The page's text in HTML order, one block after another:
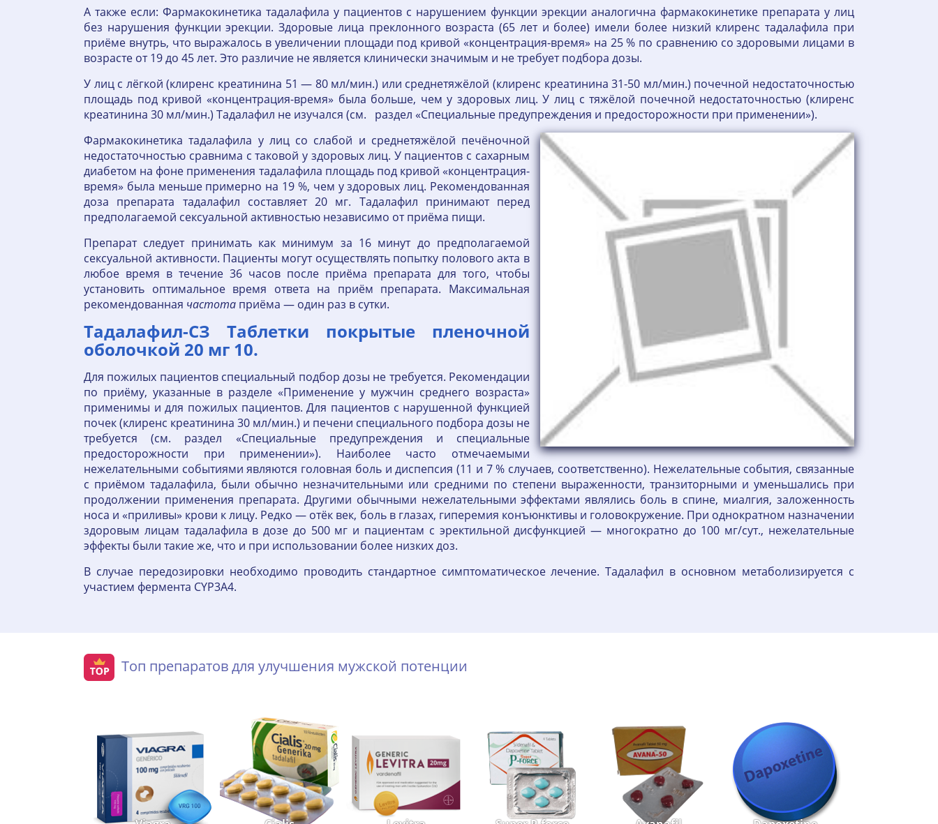
А также если: Фармакокинетика тадалафила у пациентов с нарушением функции эрекции аналогична фармакокинетике препарата у лиц
без нарушения функции эрекции. Здоровые лица преклонного возраста (65 лет и более) имели более низкий клиренс тадалафила при
приёме внутрь, что выражалось в увеличении площади под кривой «концентрация-время» на 25 % по сравнению со здоровыми лицами в
возрасте от 19 до 45 лет. Это различие не является клинически значимым и не требует подбора дозы.
У лиц с лёгкой (клиренс креатинина 51 — 80 мл/мин.) или среднетяжёлой (клиренс креатинина 31-50 мл/мин.) почечной недостаточностью
площадь под кривой «концентрация-время» была больше, чем у здоровых лиц. У лиц с тяжёлой почечной недостаточностью (клиренс
креатинина 30 мл/мин.) Тадалафил не изучался (см. раздел «Специальные предупреждения и предосторожности при применении»).
Фармакокинетика тадалафила у лиц со слабой и среднетяжёлой печёночной
недостаточностью сравнима с таковой у здоровых лиц. У пациентов с сахарным
диабетом на фоне применения тадалафила площадь под кривой «концентрация-
время» была меньше примерно на 19 %, чем у здоровых лиц. Рекомендованная
доза препарата тадалафил составляет 20 мг. Тадалафил принимают перед
предполагаемой сексуальной активностью независимо от приёма пищи.
Препарат следует принимать как минимум за 16 минут до предполагаемой
сексуальной активности. Пациенты могут осуществлять попытку полового акта в
любое время в течение 36 часов после приёма препарата для того, чтобы
установить оптимальное время ответа на приём препарата. Максимальная
рекомендованная частота приёма — один раз в сутки.
Тадалафил-СЗ Таблетки покрытые пленочной
оболочкой 20 мг 10.
Для пожилых пациентов специальный подбор дозы не требуется. Рекомендации
по приёму, указанные в разделе «Применение у мужчин среднего возраста»
применимы и для пожилых пациентов. Для пациентов с нарушенной функцией
почек (клиренс креатинина 30 мл/мин.) и печени специального подбора дозы не
требуется (см. раздел «Специальные предупреждения и специальные
предосторожности при применении»). Наиболее часто отмечаемыми
нежелательными событиями являются головная боль и диспепсия (11 и 7 % случаев, соответственно). Нежелательные события, связанные
с приёмом тадалафила, были обычно незначительными или средними по степени выраженности, транзиторными и уменьшались при
продолжении применения препарата. Другими обычными нежелательными эффектами являлись боль в спине, миалгия, заложенность
носа и «приливы» крови к лицу. Редко — отёк век, боль в глазах, гиперемия конъюнктивы и головокружение. При однократном назначении
здоровым лицам тадалафила в дозе до 500 мг и пациентам с эректильной дисфункцией — многократно до 100 мг/сут., нежелательные
эффекты были такие же, что и при использовании более низких доз.
В случае передозировки необходимо проводить стандартное симптоматическое лечение. Тадалафил в основном метаболизируется с
участием фермента CYP3A4.
Топ препаратов для улучшения мужской потенции